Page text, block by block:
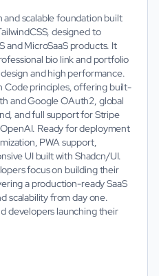
and scalable foundation built
designed to
and MicroSaaS products. It
bio link and portfolio
and high performance.
Code principles, offering built-
and Google OAuth2, global
and full support for Stripe
Ready for deployment
PWA support,
UI built with Shadcn/UI.
focus on building their
a production-ready SaaS
scalability from day one.
developers launching their